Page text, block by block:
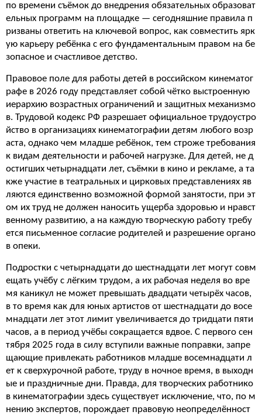
по времени съёмок до внедрения обязательных образоват
ельных программ на площадке — сегодняшние правила п
ризваны ответить на ключевой вопрос, как совместить ярк
ую карьеру ребёнка с его фундаментальным правом на бе
зопасное и счастливое детство.
Правовое поле для работы детей в российском кинематог
рафе в 2026 году представляет собой чётко выстроенную
иерархию возрастных ограничений и защитных механизмо
в. Трудовой кодекс РФ разрешает официальное трудоустро
йство в организациях кинематографии детям любого возр
аста, однако чем младше ребёнок, тем строже требования
к видам деятельности и рабочей нагрузке. Для детей, не д
остигших четырнадцати лет, съёмки в кино и рекламе, а та
кже участие в театральных и цирковых представлениях яв
ляются единственно возможной формой занятости, при эт
ом их труд не должен наносить ущерба здоровью и нравст
венному развитию, а на каждую творческую работу требу
ется письменное согласие родителей и разрешение органо
в опеки.
Подростки с четырнадцати до шестнадцати лет могут совм
ещать учёбу с лёгким трудом, а их рабочая неделя во вре
мя каникул не может превышать двадцати четырёх часов,
в то время как для юных артистов от шестнадцати до восе
мнадцати лет этот лимит увеличивается до тридцати пяти
часов, а в период учёбы сокращается вдвое. С первого сен
тября 2025 года в силу вступили важные поправки, запре
щающие привлекать работников младше восемнадцати л
ет к сверхурочной работе, труду в ночное время, в выходн
ые и праздничные дни. Правда, для творческих работнико
в кинематографии здесь существует исключение, что, по м
нению экспертов, порождает правовую неопределённост